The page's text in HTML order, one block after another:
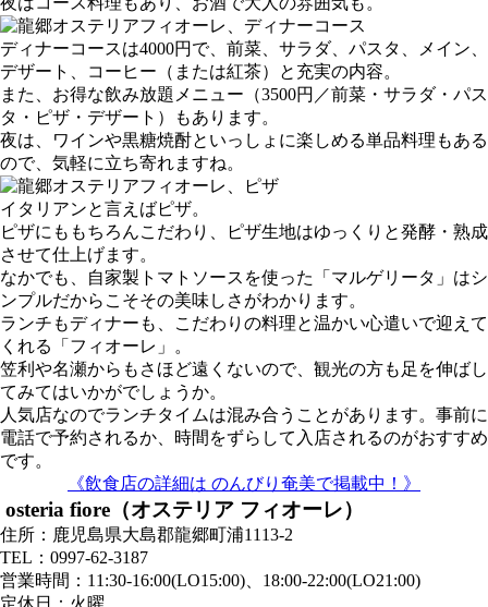
ディナーコースは4000円で、前菜、サラダ、パスタ、メイン、
デザート、コーヒー（または紅茶）と充実の内容。
また、お得な飲み放題メニュー（3500円／前菜・サラダ・パス
タ・ピザ・デザート）もあります。
夜は、ワインや黒糖焼酎といっしょに楽しめる単品料理もある
ので、気軽に立ち寄れますね。
イタリアンと言えばピザ。
ピザにももちろんこだわり、ピザ生地はゆっくりと発酵・熟成
させて仕上げます。
なかでも、自家製トマトソースを使った「マルゲリータ」はシ
ンプルだからこそその美味しさがわかります。
ランチもディナーも、こだわりの料理と温かい心遣いで迎えて
くれる「フィオーレ」。
笠利や名瀬からもさほど遠くないので、観光の方も足を伸ばし
てみてはいかがでしょうか。
人気店なのでランチタイムは混み合うことがあります。事前に
電話で予約されるか、時間をずらして入店されるのがおすすめ
です。
《飲食店の詳細は のんびり奄美で掲載中！》
osteria fiore（オステリア フィオーレ）
住所：鹿児島県大島郡龍郷町浦1113-2
TEL：0997-62-3187
営業時間：11:30-16:00(LO15:00)、18:00-22:00(LO21:00)
定休日：火曜